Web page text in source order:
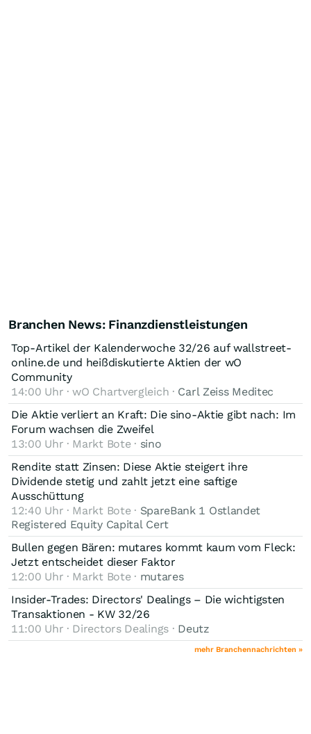
Branchen News: Finanzdienstleistungen
Top-Artikel der Kalenderwoche 32/26 auf wallstreet-
online.de und heißdiskutierte Aktien der wO
Community
14:00 Uhr · wO Chartvergleich · Carl Zeiss Meditec
Die Aktie verliert an Kraft: Die sino-Aktie gibt nach: Im
Forum wachsen die Zweifel
13:00 Uhr · Markt Bote · sino
Rendite statt Zinsen: Diese Aktie steigert ihre
Dividende stetig und zahlt jetzt eine saftige
Ausschüttung
12:40 Uhr · Markt Bote · SpareBank 1 Ostlandet
Registered Equity Capital Cert
Bullen gegen Bären: mutares kommt kaum vom Fleck:
Jetzt entscheidet dieser Faktor
12:00 Uhr · Markt Bote · mutares
Insider-Trades: Directors' Dealings – Die wichtigsten
Transaktionen - KW 32/26
11:00 Uhr · Directors Dealings · Deutz
mehr Branchennachrichten »